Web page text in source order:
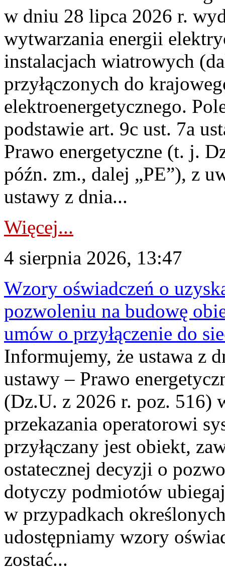
w dniu 28 lipca 2026 r.
wytwarzania energii
instalacjach wiatrowych
przyłączonych do
elektroenergetycznego.
podstawie art. 9c ust. 7a
Prawo energetyczne (t. j.
późn. zm., dalej „PE”), z
ustawy z dnia...
Więcej...
4 sierpnia 2026, 13:47
Wzory oświadczeń o
pozwoleniu na budowę
umów o przyłączenie do
Informujemy, że ustawa z
ustawy – Prawo
(Dz.U. z 2026 r. poz. 516)
przekazania operatorowi
przyłączany jest obiekt,
ostatecznej decyzji o
dotyczy podmiotów
w przypadkach
udostępniamy wzory
zostać...